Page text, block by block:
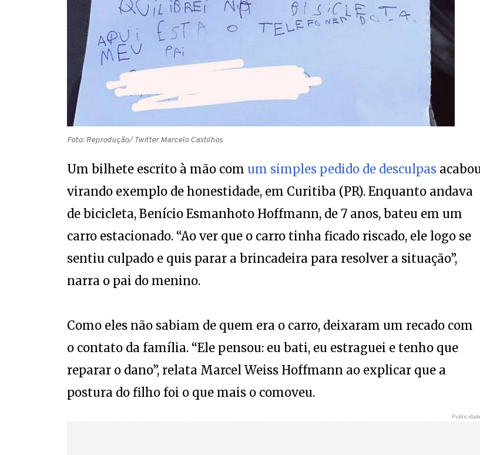
Foto: Reprodução/ Twitter Marcelo Castilhos
virando exemplo de honestidade, em Curitiba (PR). Enquanto andava
de bicicleta, Benício Esmanhoto Hoffmann, de 7 anos, bateu em um
carro estacionado. “Ao ver que o carro tinha ficado riscado, ele logo se
sentiu culpado e quis parar a brincadeira para resolver a situação”,
narra o pai do menino.
o contato da família. “Ele pensou: eu bati, eu estraguei e tenho que
reparar o dano”, relata Marcel Weiss Hoffmann ao explicar que a
postura do filho foi o que mais o comoveu.
VEJA TAMBÉM: